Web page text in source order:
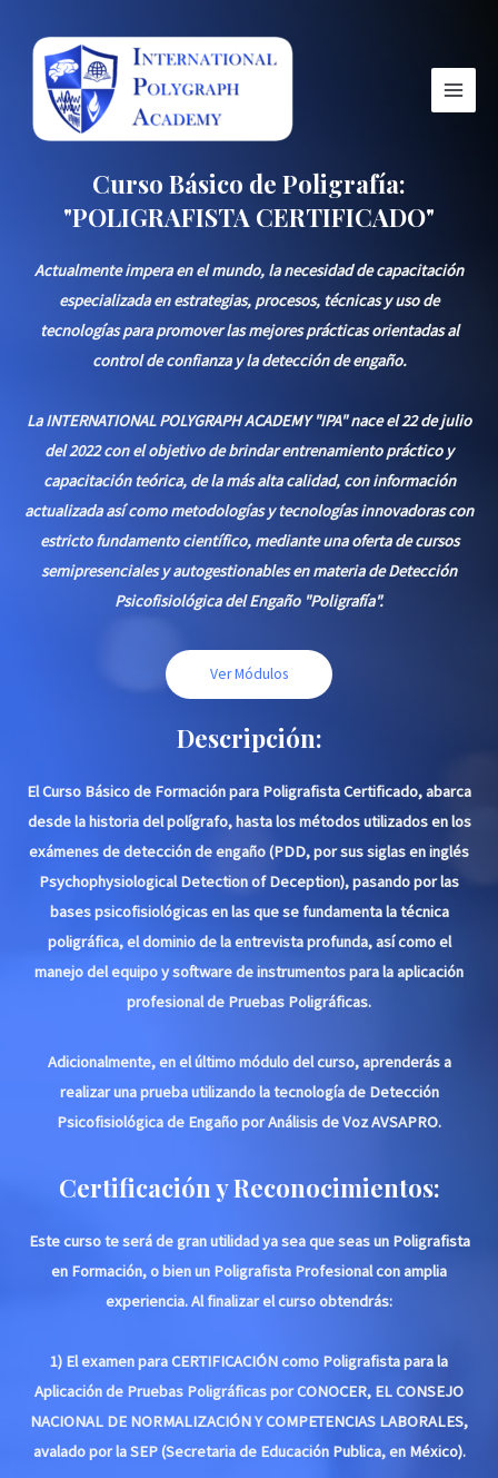
contenido
Curso Básico de Poligrafía:
"POLIGRAFISTA CERTIFICADO"
Actualmente impera en el mundo, la necesidad de capacitación
especializada en estrategias, procesos, técnicas y uso de
tecnologías para promover las mejores prácticas orientadas al
control de confianza y la detección de engaño.
La INTERNATIONAL POLYGRAPH ACADEMY "IPA" nace el 22 de julio
del 2022 con el objetivo de brindar entrenamiento práctico y
capacitación teórica, de la más alta calidad, con información
actualizada así como metodologías y tecnologías innovadoras con
estricto fundamento científico, mediante una oferta de cursos
semipresenciales y autogestionables en materia de Detección
Psicofisiológica del Engaño "Poligrafía".
Ver Módulos
Descripción:
El Curso Básico de Formación para Poligrafista Certificado, abarca
desde la historia del polígrafo, hasta los métodos utilizados en los
exámenes de detección de engaño (PDD, por sus siglas en inglés
Psychophysiological Detection of Deception), pasando por las
bases psicofisiológicas en las que se fundamenta la técnica
poligráfica, el dominio de la entrevista profunda, así como el
manejo del equipo y software de instrumentos para la aplicación
profesional de Pruebas Poligráficas.
Adicionalmente, en el último módulo del curso, aprenderás a
realizar una prueba utilizando la tecnología de Detección
Psicofisiológica de Engaño por Análisis de Voz AVSAPRO.
Certificación y Reconocimientos:
Este curso te será de gran utilidad ya sea que seas un Poligrafista
en Formación, o bien un Poligrafista Profesional con amplia
experiencia. Al finalizar el curso obtendrás:
1) El examen para CERTIFICACIÓN como Poligrafista para la
Aplicación de Pruebas Poligráficas por CONOCER, EL CONSEJO
NACIONAL DE NORMALIZACIÓN Y COMPETENCIAS LABORALES,
avalado por la SEP (Secretaria de Educación Publica, en México).